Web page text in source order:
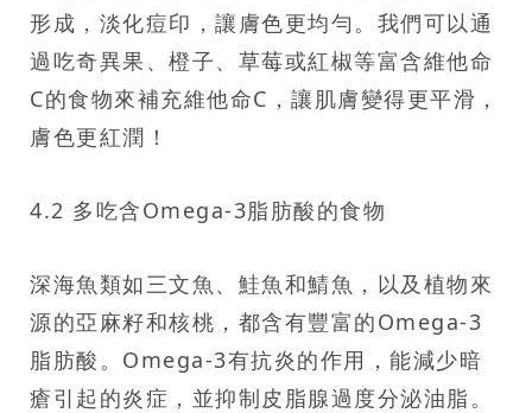
形成，淡化痘印，讓膚色更均勻。我們可以通
過吃奇異果、橙子、草莓或紅椒等富含維他命
C的食物來補充維他命C，讓肌膚變得更平滑，
膚色更紅潤！
4.2 多吃含Omega-3脂肪酸的食物
深海魚類如三文魚、鮭魚和鯖魚，以及植物來
源的亞麻籽和核桃，都含有豐富的Omega-3
脂肪酸。Omega-3有抗炎的作用，能減少暗
瘡引起的炎症，並抑制皮脂腺過度分泌油脂。